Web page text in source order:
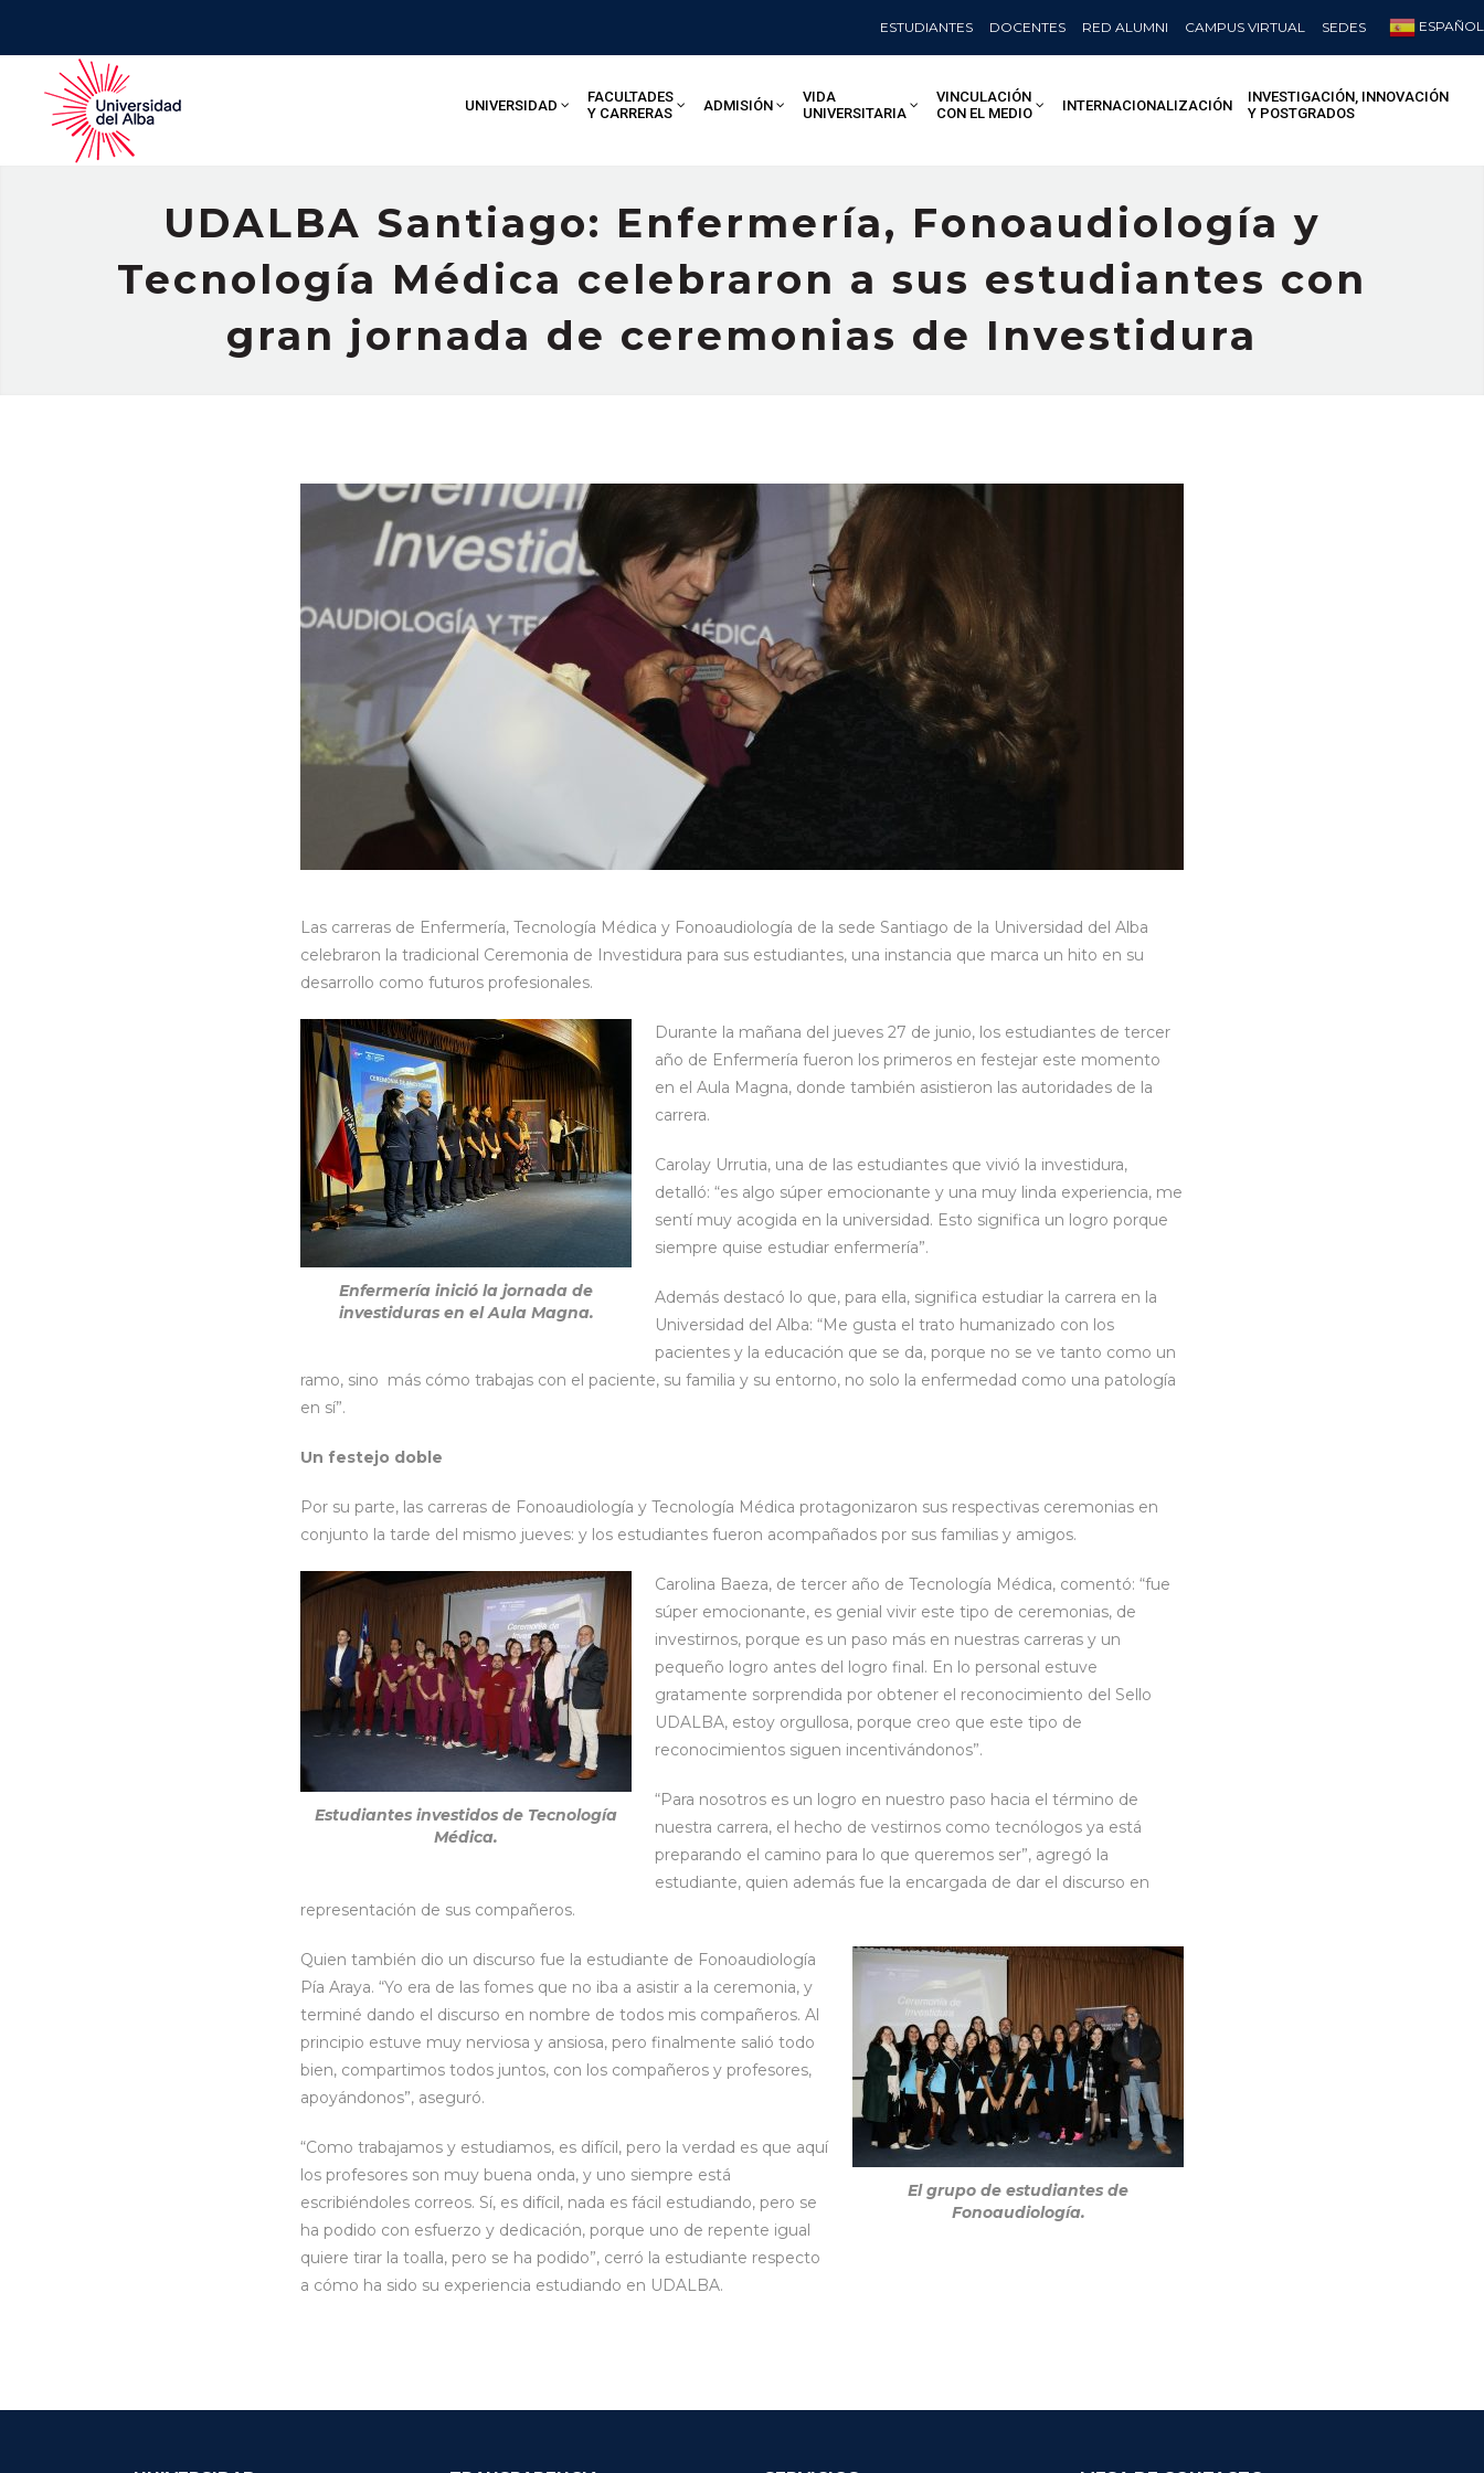
ESTUDIANTES DOCENTES RED ALUMNI CAMPUS VIRTUAL SEDES ESPAÑOL
UNIVERSIDAD
FACULTADES
Y CARRERAS
ADMISIÓN
VIDA
UNIVERSITARIA
VINCULACIÓN
CON EL MEDIO
INTERNACIONALIZACIÓN
INVESTIGACIÓN, INNOVACIÓN
Y POSTGRADOS
UDALBA Santiago: Enfermería, Fonoaudiología y
Tecnología Médica celebraron a sus estudiantes con
gran jornada de ceremonias de Investidura
Las carreras de Enfermería, Tecnología Médica y Fonoaudiología de la sede Santiago de la Universidad del Alba
celebraron la tradicional Ceremonia de Investidura para sus estudiantes, una instancia que marca un hito en su
desarrollo como futuros profesionales.
Enfermería inició la jornada de
investiduras en el Aula Magna.
Durante la mañana del jueves 27 de junio, los estudiantes de tercer
año de Enfermería fueron los primeros en festejar este momento
en el Aula Magna, donde también asistieron las autoridades de la
carrera.
Carolay Urrutia, una de las estudiantes que vivió la investidura,
detalló: “es algo súper emocionante y una muy linda experiencia, me
sentí muy acogida en la universidad. Esto significa un logro porque
siempre quise estudiar enfermería”.
Además destacó lo que, para ella, significa estudiar la carrera en la
Universidad del Alba: “Me gusta el trato humanizado con los
pacientes y la educación que se da, porque no se ve tanto como un
ramo, sino más cómo trabajas con el paciente, su familia y su entorno, no solo la enfermedad como una patología
en sí”.
Un festejo doble
Por su parte, las carreras de Fonoaudiología y Tecnología Médica protagonizaron sus respectivas ceremonias en
conjunto la tarde del mismo jueves: y los estudiantes fueron acompañados por sus familias y amigos.
Estudiantes investidos de Tecnología
Médica.
Carolina Baeza, de tercer año de Tecnología Médica, comentó: “fue
súper emocionante, es genial vivir este tipo de ceremonias, de
investirnos, porque es un paso más en nuestras carreras y un
pequeño logro antes del logro final. En lo personal estuve
gratamente sorprendida por obtener el reconocimiento del Sello
UDALBA, estoy orgullosa, porque creo que este tipo de
reconocimientos siguen incentivándonos”.
“Para nosotros es un logro en nuestro paso hacia el término de
nuestra carrera, el hecho de vestirnos como tecnólogos ya está
preparando el camino para lo que queremos ser”, agregó la
estudiante, quien además fue la encargada de dar el discurso en
representación de sus compañeros.
El grupo de estudiantes de
Fonoaudiología.
Quien también dio un discurso fue la estudiante de Fonoaudiología
Pía Araya. “Yo era de las fomes que no iba a asistir a la ceremonia, y
terminé dando el discurso en nombre de todos mis compañeros. Al
principio estuve muy nerviosa y ansiosa, pero finalmente salió todo
bien, compartimos todos juntos, con los compañeros y profesores,
apoyándonos”, aseguró.
“Como trabajamos y estudiamos, es difícil, pero la verdad es que aquí
los profesores son muy buena onda, y uno siempre está
escribiéndoles correos. Sí, es difícil, nada es fácil estudiando, pero se
ha podido con esfuerzo y dedicación, porque uno de repente igual
quiere tirar la toalla, pero se ha podido”, cerró la estudiante respecto
a cómo ha sido su experiencia estudiando en UDALBA.